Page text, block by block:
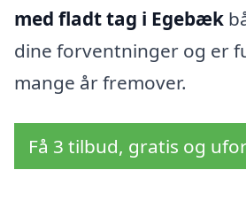
med fladt tag i Egebæk
dine forventninger og er
mange år fremover.
Få 3 tilbud, gratis og